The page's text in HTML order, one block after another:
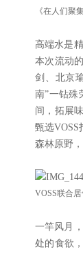
《在人们聚
高端水是
本次流动
剑、北京
南”一钻殊
间，拓展
甄选
森林原野
VOSS联合
一竿风月
处的食欲